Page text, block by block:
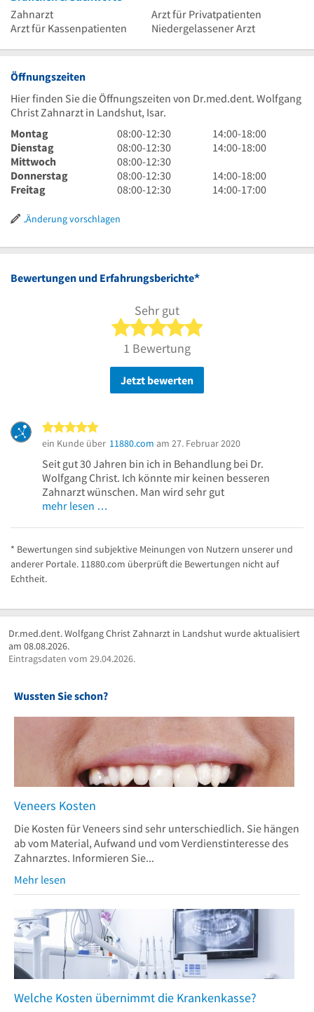
Zahnarzt
Arzt für Privatpatienten
Arzt für Kassenpatienten
Niedergelassener Arzt
Öffnungszeiten
Hier finden Sie die Öffnungszeiten von Dr.med.dent. Wolfgang
Christ Zahnarzt in Landshut, Isar.
Montag
8
Uhr
bis
12
Uhr
08:00-12:30
14
Uhr
18
Uhr
14:00-18:00
Dienstag
8
Uhr
bis
12
30
08:00-12:30
14
bis
18
14:00-18:00
Mittwoch
8
Uhr
bis
Uhr
08:00-12:30
Donnerstag
8
Uhr
12
30
08:00-12:30
14
Uhr
14:00-18:00
Freitag
8
bis
Uhr
08:00-12:30
14
Uhr
14:00-17:00
Änderung vorschlagen
Bewertungen und Erfahrungsberichte*
Sehr gut
5 von 5 Sternen
1 Bewertung
Jetzt bewerten
ein Kunde über 11880.com am 27. Februar 2020
Seit gut 30 Jahren bin ich in Behandlung bei Dr.
Wolfgang Christ. Ich könnte mir keinen besseren
Zahnarzt wünschen. Man wird sehr gut
mehr lesen …
* Bewertungen sind subjektive Meinungen von Nutzern unserer und
anderer Portale. 11880.com überprüft die Bewertungen nicht auf
Echtheit.
Dr.med.dent. Wolfgang Christ Zahnarzt in Landshut wurde aktualisiert
am 08.08.2026.
Eintragsdaten vom 29.04.2026.
Wussten Sie schon?
Veneers Kosten
Die Kosten für Veneers sind sehr unterschiedlich. Sie hängen
ab vom Material, Aufwand und vom Verdienstinteresse des
Zahnarztes. Informieren Sie...
Mehr lesen
Welche Kosten übernimmt die Krankenkasse?